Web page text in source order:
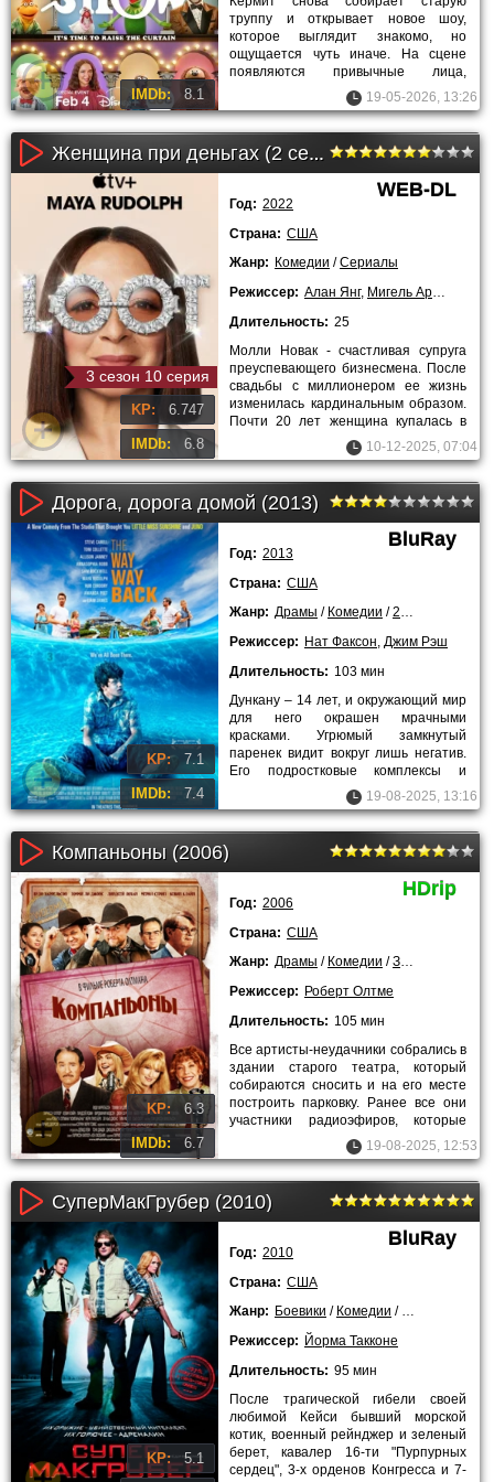
IMDb: 8.1
труппу и открывает новое шоу,
которое выглядит знакомо, но
ощущается чуть иначе. На сцене
появляются привычные лица,
каждый приносит свой характер и
свои
19-05-2026, 13:26
Женщина при деньгах (2 сезон)
3 сезон 10 серия
KP: 6.747
IMDb: 6.8
WEB-DL
Год: 2022
Страна: США
Жанр: Комедии /Сериалы
Режиссер: Алан Янг, Мигель Артета
Длительность: 25
Молли Новак - счастливая супруга
преуспевающего бизнесмена. После
свадьбы с миллионером ее жизнь
изменилась кардинальным образом.
Почти 20 лет женщина купалась в
роскоши. Муж брал на себя10-12-2025, 07:04
Дорога, дорога домой (2013)
KP: 7.1
IMDb: 7.4
BluRay
Год: 2013
Страна: США
Жанр: Драмы / Комедии /2013 года
Режиссер: Нат Факсон, Джим Рэш
Длительность: 103 мин
Дункану – 14 лет, и окружающий мир
для него окрашен мрачными
красками. Угрюмый замкнутый
паренек видит вокруг лишь негатив.
Его подростковые комплексы и
обиды усугубляют и школа, и19-08-2025, 13:16
Компаньоны (2006)
KP: 6.3
IMDb: 6.7
HDrip
Год: 2006
Страна: США
Жанр: Драмы / Комедии /Зарубежные
Режиссер: Роберт Олтме
Длительность: 105 мин
Все артисты-неудачники собрались в
здании старого театра, который
собираются сносить и на его месте
построить парковку. Ранее все они
участники радиоэфиров, которые
19-08-2025, 12:53
СуперМакГрубер (2010)
KP: 5.1
BluRay
Год: 2010
Страна: США
Жанр: Боевики / Комедии / Зарубежные
Режиссер: Йорма Такконе
Длительность: 95 мин
После трагической гибели своей
любимой Кейси бывший морской
котик, военный рейнджер и зеленый
берет, кавалер 16-ти "Пурпурных
сердец", 3-х орденов Конгресса и 7-